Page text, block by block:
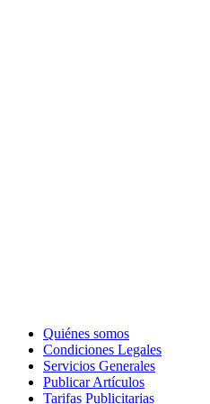
Quiénes somos
Condiciones Legales
Servicios Generales
Publicar Artículos
Tarifas Publicitarias